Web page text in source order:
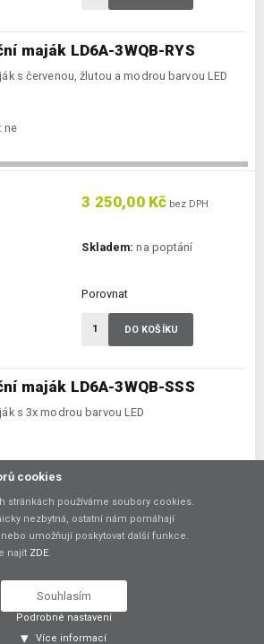
maják LD6A-3WQB-RYS
s červenou, žlutou a modrou barvou LED
ne
maják LD6A-3WQB-SSS
s 3x modrou barvou LED
ne
3 250,00 Kč bez DPH
Skladem: na poptání
Porovnat
DO KOŠÍKU
3 250,00 Kčbez DPH
Skladem:
cookies
stránkách používáme soubory cookies.
nezbytná, ostatní nám pomáhají
umožňují poskytovat další funkce.
najít ZDE.
Souhlasím
Podrobné nastavení
Více informací